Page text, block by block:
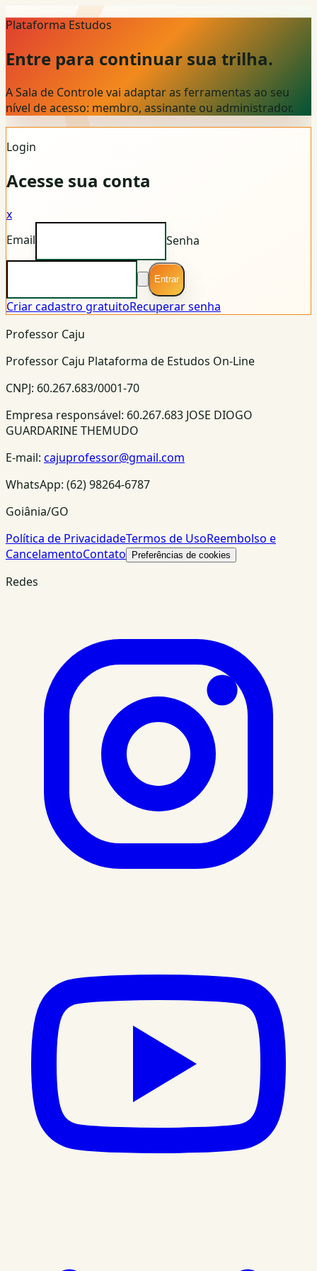
Plataforma Estudos
Entre para continuar sua trilha.
A Sala de Controle vai adaptar as ferramentas ao seu
nível de acesso: membro, assinante ou administrador.
Login
Acesse sua conta
x
Email
Senha
Entrar
Criar cadastro gratuitoRecuperar senha
Professor Caju
Professor Caju Plataforma de Estudos On-Line
CNPJ: 60.267.683/0001-70
Empresa responsável: 60.267.683 JOSE DIOGO
GUARDARINE THEMUDO
E-mail: cajuprofessor@gmail.com
WhatsApp: (62) 98264-6787
Goiânia/GO
Política de PrivacidadeTermos de UsoReembolso e
CancelamentoContato Preferências de cookies
Redes